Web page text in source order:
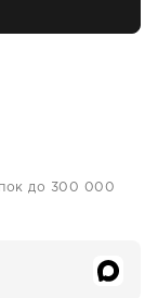
до 300 000